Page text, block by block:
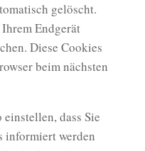
gelöscht.
Endgerät
Diese Cookies
beim nächsten
dass Sie
informiert werden